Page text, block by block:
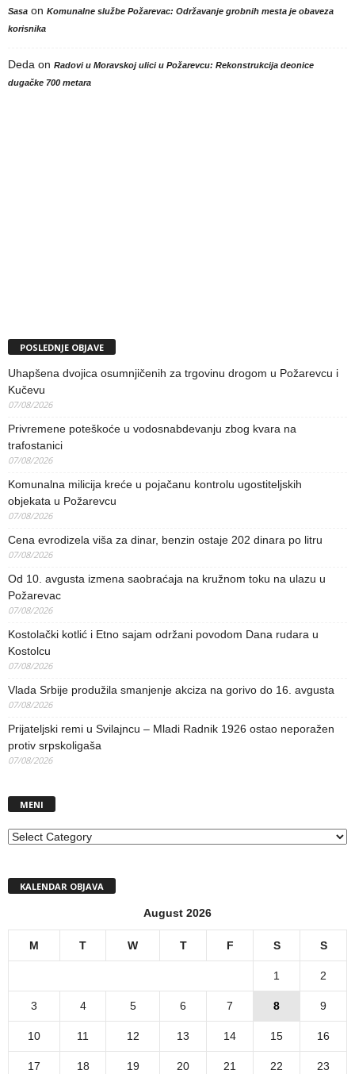
Sasa on Komunalne službe Požarevac: Održavanje grobnih mesta je obaveza
korisnika
Deda on Radovi u Moravskoj ulici u Požarevcu: Rekonstrukcija deonice
dugačke 700 metara
POSLEDNJE OBJAVE
Uhapšena dvojica osumnjičenih za trgovinu drogom u Požarevcu i
Kučevu
07/08/2026
Privremene poteškoće u vodosnabdevanju zbog kvara na
trafostanici
07/08/2026
Komunalna milicija kreće u pojačanu kontrolu ugostiteljskih
objekata u Požarevcu
07/08/2026
Cena evrodizela viša za dinar, benzin ostaje 202 dinara po litru
07/08/2026
Od 10. avgusta izmena saobraćaja na kružnom toku na ulazu u
Požarevac
07/08/2026
Kostolački kotlić i Etno sajam održani povodom Dana rudara u
Kostolcu
07/08/2026
Vlada Srbije produžila smanjenje akciza na gorivo do 16. avgusta
07/08/2026
Prijateljski remi u Svilajncu – Mladi Radnik 1926 ostao neporažen
protiv srpskoligaša
07/08/2026
MENI
MENI
KALENDAR OBJAVA
August 2026
M T W T F S S
1 2
3 4 5 6 7 8 9
10 11 12 13 14 15 16
17 18 19 20 21 22 23